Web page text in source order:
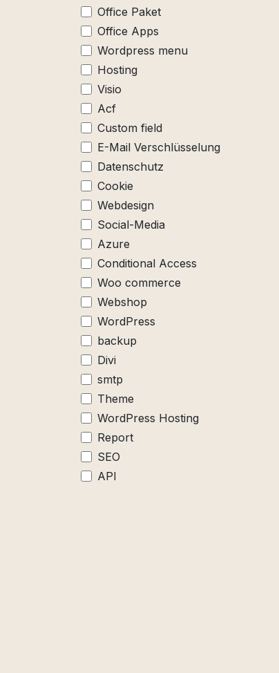
Office Paket
Office Apps
Wordpress menu
Hosting
Visio
Acf
Custom field
E-Mail Verschlüsselung
Datenschutz
Cookie
Webdesign
Social-Media
Azure
Conditional Access
Woo commerce
Webshop
WordPress
backup
Divi
smtp
Theme
WordPress Hosting
Report
SEO
API